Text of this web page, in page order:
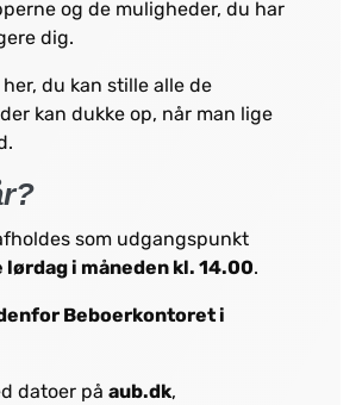
og de muligheder, du har
dig.
du kan stille alle de
kan dukke op, når man lige
som udgangspunkt
i måneden kl. 14.00.
Beboerkontoret i
datoer på aub.dk,